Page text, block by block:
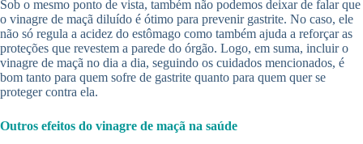
Sob o mesmo ponto de vista, também não podemos deixar de falar que
o vinagre de maçã diluído é ótimo para prevenir gastrite. No caso, ele
não só regula a acidez do estômago como também ajuda a reforçar as
proteções que revestem a parede do órgão. Logo, em suma, incluir o
vinagre de maçã no dia a dia, seguindo os cuidados mencionados, é
bom tanto para quem sofre de gastrite quanto para quem quer se
proteger contra ela.
Outros efeitos do vinagre de maçã na saúde